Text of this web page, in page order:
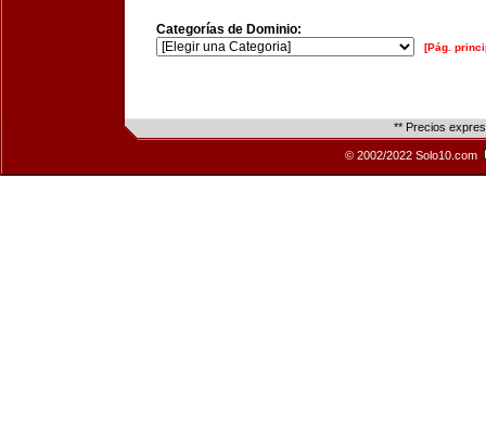
Categorías de Dominio:
[Pág.
** Precios
© 2002/2022 Solo10.com